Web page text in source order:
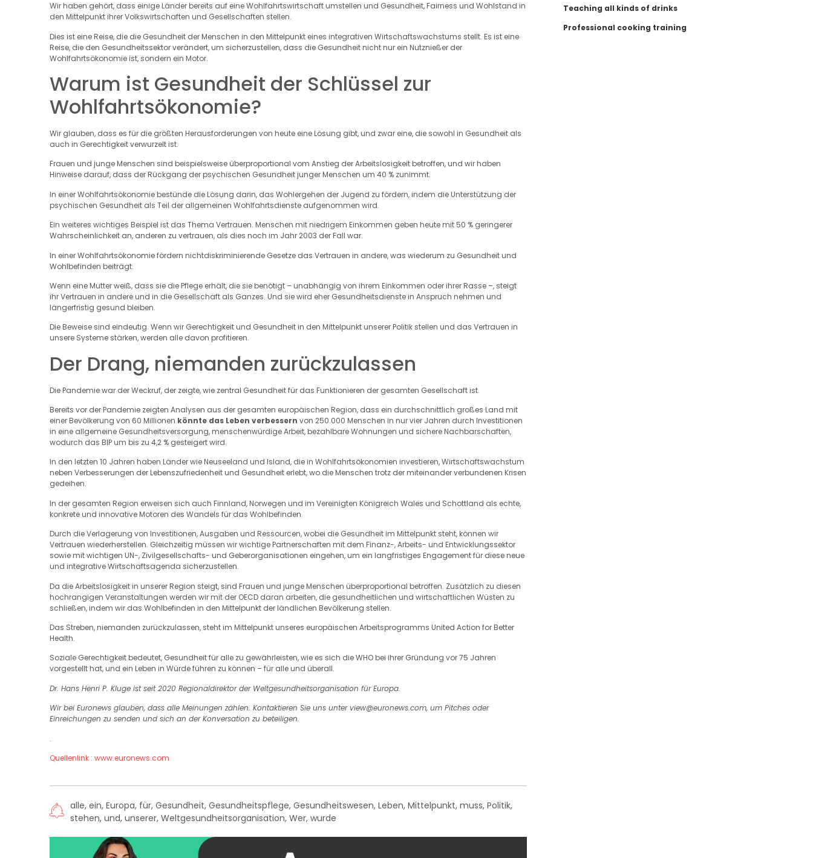
Wir haben gehört, dass einige Länder bereits auf eine Wohlfahrtswirtschaft umstellen und Gesundheit, Fairness und Wohlstand in
den Mittelpunkt ihrer Volkswirtschaften und Gesellschaften stellen.
Dies ist eine Reise, die die Gesundheit der Menschen in den Mittelpunkt eines integrativen Wirtschaftswachstums stellt. Es ist eine
Reise, die den Gesundheitssektor verändert, um sicherzustellen, dass die Gesundheit nicht nur ein Nutznießer der
Wohlfahrtsökonomie ist, sondern ein Motor.
Warum ist Gesundheit der Schlüssel zur
Wohlfahrtsökonomie?
Wir glauben, dass es für die größten Herausforderungen von heute eine Lösung gibt, und zwar eine, die sowohl in Gesundheit als
auch in Gerechtigkeit verwurzelt ist.
Frauen und junge Menschen sind beispielsweise überproportional vom Anstieg der Arbeitslosigkeit betroffen, und wir haben
Hinweise darauf, dass der Rückgang der psychischen Gesundheit junger Menschen um 40 % zunimmt.
In einer Wohlfahrtsökonomie bestünde die Lösung darin, das Wohlergehen der Jugend zu fördern, indem die Unterstützung der
psychischen Gesundheit als Teil der allgemeinen Wohlfahrtsdienste aufgenommen wird.
Ein weiteres wichtiges Beispiel ist das Thema Vertrauen. Menschen mit niedrigem Einkommen geben heute mit 50 % geringerer
Wahrscheinlichkeit an, anderen zu vertrauen, als dies noch im Jahr 2003 der Fall war.
In einer Wohlfahrtsökonomie fördern nichtdiskriminierende Gesetze das Vertrauen in andere, was wiederum zu Gesundheit und
Wohlbefinden beiträgt.
Wenn eine Mutter weiß, dass sie die Pflege erhält, die sie benötigt – unabhängig von ihrem Einkommen oder ihrer Rasse –, steigt
ihr Vertrauen in andere und in die Gesellschaft als Ganzes. Und sie wird eher Gesundheitsdienste in Anspruch nehmen und
längerfristig gesund bleiben.
Die Beweise sind eindeutig. Wenn wir Gerechtigkeit und Gesundheit in den Mittelpunkt unserer Politik stellen und das Vertrauen in
unsere Systeme stärken, werden alle davon profitieren.
Der Drang, niemanden zurückzulassen
Die Pandemie war der Weckruf, der zeigte, wie zentral Gesundheit für das Funktionieren der gesamten Gesellschaft ist.
Bereits vor der Pandemie zeigten Analysen aus der gesamten europäischen Region, dass ein durchschnittlich großes Land mit
einer Bevölkerung von 60 Millionen könnte das Leben verbessern von 250.000 Menschen in nur vier Jahren durch Investitionen
in eine allgemeine Gesundheitsversorgung, menschenwürdige Arbeit, bezahlbare Wohnungen und sichere Nachbarschaften,
wodurch das BIP um bis zu 4,2 % gesteigert wird.
In den letzten 10 Jahren haben Länder wie Neuseeland und Island, die in Wohlfahrtsökonomien investieren, Wirtschaftswachstum
neben Verbesserungen der Lebenszufriedenheit und Gesundheit erlebt, wo die Menschen trotz der miteinander verbundenen Krisen
gedeihen.
In der gesamten Region erweisen sich auch Finnland, Norwegen und im Vereinigten Königreich Wales und Schottland als echte,
konkrete und innovative Motoren des Wandels für das Wohlbefinden.
Durch die Verlagerung von Investitionen, Ausgaben und Ressourcen, wobei die Gesundheit im Mittelpunkt steht, können wir
Vertrauen wiederherstellen. Gleichzeitig müssen wir wichtige Partnerschaften mit dem Finanz-, Arbeits- und Entwicklungssektor
sowie mit wichtigen UN-, Zivilgesellschafts- und Geberorganisationen eingehen, um ein langfristiges Engagement für diese neue
und integrative Wirtschaftsagenda sicherzustellen.
Da die Arbeitslosigkeit in unserer Region steigt, sind Frauen und junge Menschen überproportional betroffen. Zusätzlich zu diesen
hochrangigen Veranstaltungen werden wir mit der OECD daran arbeiten, die gesundheitlichen und wirtschaftlichen Wüsten zu
schließen, indem wir das Wohlbefinden in den Mittelpunkt der ländlichen Bevölkerung stellen.
Das Streben, niemanden zurückzulassen, steht im Mittelpunkt unseres europäischen Arbeitsprogramms United Action for Better
Health.
Soziale Gerechtigkeit bedeutet, Gesundheit für alle zu gewährleisten, wie es sich die WHO bei ihrer Gründung vor 75 Jahren
vorgestellt hat, und ein Leben in Würde führen zu können – für alle und überall.
Dr. Hans Henri P. Kluge ist seit 2020 Regionaldirektor der Weltgesundheitsorganisation für Europa.
Wir bei Euronews glauben, dass alle Meinungen zählen. Kontaktieren Sie uns unter view@euronews.com, um Pitches oder
Einreichungen zu senden und sich an der Konversation zu beteiligen.
.
Quellenlink : www.euronews.com
alle, ein, Europa, für, Gesundheit, Gesundheitspflege, Gesundheitswesen, Leben, Mittelpunkt, muss, Politik,
stehen, und, unserer, Weltgesundheitsorganisation, Wer, wurde
Teaching all kinds of drinks
Professional cooking training